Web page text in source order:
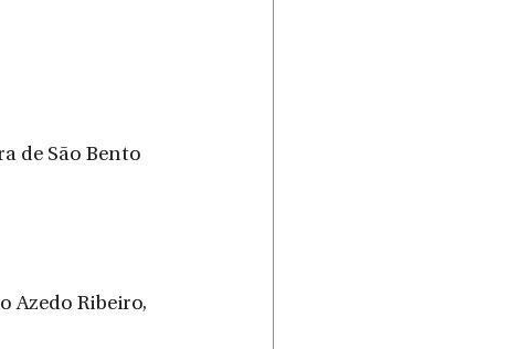
de São Bento
Azedo Ribeiro,